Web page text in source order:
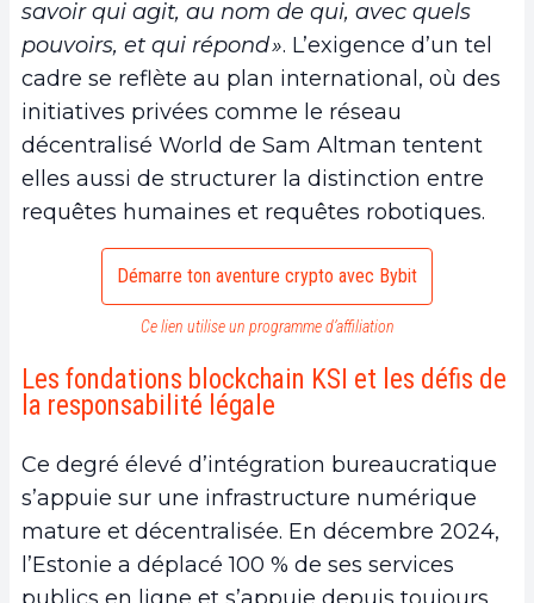
savoir qui agit, au nom de qui, avec quels
pouvoirs, et qui répond ». L’exigence d’un tel
cadre se reflète au plan international, où des
initiatives privées comme le réseau
décentralisé World de Sam Altman tentent
elles aussi de structurer la distinction entre
requêtes humaines et requêtes robotiques.
Démarre ton aventure crypto avec Bybit
Ce lien utilise un programme d’affiliation
Les fondations blockchain KSI et les défis de
la responsabilité légale
Ce degré élevé d’intégration bureaucratique
s’appuie sur une infrastructure numérique
mature et décentralisée. En décembre 2024,
l’Estonie a déplacé 100 % de ses services